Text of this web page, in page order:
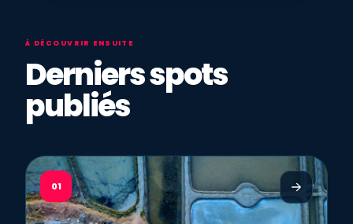
À DÉCOUVRIR ENSUITE
Derniers spots
publiés
01